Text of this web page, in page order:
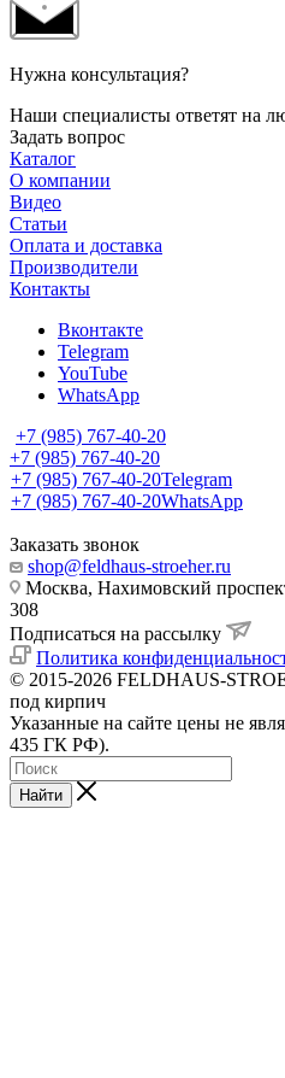
Нужна консультация?
Наши специалисты ответят на
Задать вопрос
Каталог
О компании
Видео
Статьи
Оплата и доставка
Производители
Контакты
Вконтакте
Telegram
YouTube
WhatsApp
+7 (985) 767-40-20
+7 (985) 767-40-20
+7 (985) 767-40-20Telegram
+7 (985) 767-40-20WhatsApp
Заказать звонок
shop@feldhaus-stroeher.ru
Москва, Нахимовский
308
Подписаться на рассылку
Политика
© 2015-2026 FELDHAUS-
под кирпич
Указанные на сайте цены не
435 ГК РФ).
Найти